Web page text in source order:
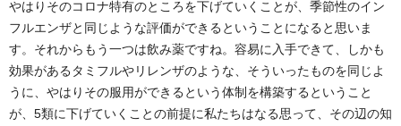
やはりそのコロナ特有のところを下げていくことが、季節性のイン
フルエンザと同じような評価ができるということになると思いま
す。それからもう一つは飲み薬ですね。容易に入手できて、しかも
効果があるタミフルやリレンザのような、そういったものを同じよ
うに、やはりその服用ができるという体制を構築するということ
が、5類に下げていくことの前提に私たちはなる思って、その辺の知